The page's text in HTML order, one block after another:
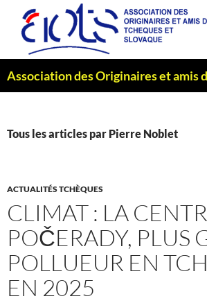
contenu
Tous les articles par Pierre Noblet
ACTUALITÉS TCHÈQUES
CLIMAT : LA
POČERADY, PLUS
POLLUEUR EN
EN 2025